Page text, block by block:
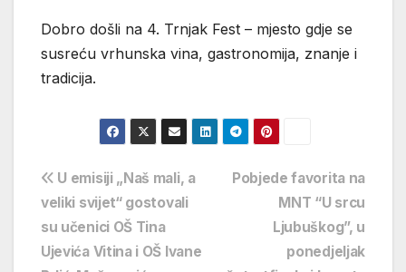
Dobro došli na 4. Trnjak Fest – mjesto gdje se
susreću vrhunska vina, gastronomija, znanje i
tradicija.
Navigacija
objava
Pobjede favorita na
MNT “U srcu
Ljubuškog”, u
ponedjeljak
U emisiji „Naš mali, a
veliki svijet“ gostovali
su učenici OŠ Tina
Ujevića Vitina i OŠ Ivane